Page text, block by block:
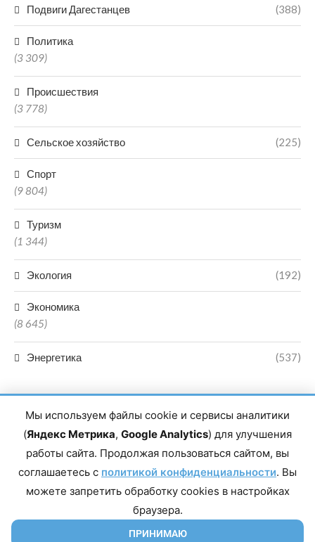
Подвиги Дагестанцев (388)
Политика
(3 309)
Происшествия
(3 778)
Сельское хозяйство (225)
Спорт
(9 804)
Туризм
(1 344)
Экология (192)
Экономика
(8 645)
Энергетика (537)
Главный редактор сетевого издания Магомаев Тимур Нухович.
Контакты редакции: 8(988)-292-94-34 Почта: vestiskfo@gmail.com По
Республика Дагестан, г. Махачкала, пр-т Насрутдинова, д. 1а. Все
права защищены. Копирование и использование полных материалов
запрещено, частичное цитирование возможно только при условии
Мы используем файлы cookie и сервисы аналитики
(Яндекс Метрика, Google Analytics) для улучшения
работы сайта. Продолжая пользоваться сайтом, вы
соглашаетесь с политикой конфиденциальности. Вы
можете запретить обработку cookies в настройках
браузера.
ПРИНИМАЮ